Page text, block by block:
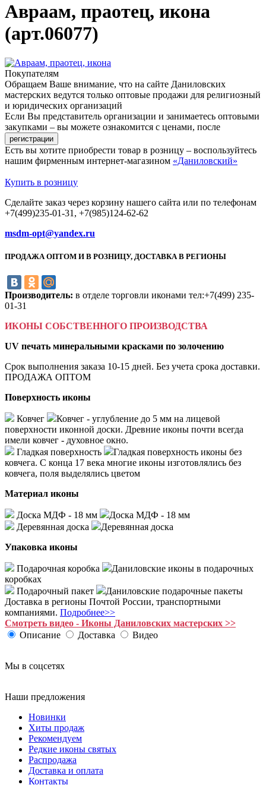
Авраам, праотец, икона
(арт.06077)
Покупателям
Обращаем Ваше внимание, что на сайте Даниловских
мастерских ведутся только оптовые продажи для религиозный
и юридических организаций
Если Вы представитель организации и занимаетесь оптовыми
закупками – вы можете ознакомится с ценами, после
Есть вы хотите приобрести товар в розницу – воспользуйтесь
нашим фирменным интернет-магазином «Даниловский»
Купить в розницу
Сделайте заказ через корзину нашего сайта или по телефонам
+7(499)235-01-31, +7(985)124-62-62
msdm-opt@yandex.ru
ПРОДАЖА ОПТОМ И В РОЗНИЦУ, ДОСТАВКА В РЕГИОНЫ
Производитель: в отделе торговли иконами тел:+7(499) 235-
01-31
ИКОНЫ СОБСТВЕННОГО ПРОИЗВОДСТВА
UV печать минеральными красками по золочению
Срок выполнения заказа 10-15 дней. Без учета срока доставки.
ПРОДАЖА ОПТОМ
Поверхность иконы
Ковчег
Ковчег - углубление до 5 мм на лицевой
поверхности иконной доски. Древние иконы почти всегда
имели ковчег - духовное окно.
Гладкая поверхность
Гладкая поверхность иконы без
ковчега. С конца 17 века многие иконы изготовлялись без
ковчега, поля выделялись цветом
Материал иконы
Доска МДФ - 18 мм
Доска МДФ - 18 мм
Деревянная доска
Деревянная доска
Упаковка иконы
Подарочная коробка
Даниловские иконы в подарочных
коробках
Подарочный пакет
Даниловские подарочные пакеты
Доставка в регионы Почтой России, транспортными
компаниями. Подробнее>>
Смотреть видео - Иконы Даниловских мастерских >>
Описание
Доставка Видео
Мы в соцсетях
Наши предложения
Новинки
Хиты продаж
Рекомендуем
Редкие иконы святых
Распродажа
Доставка и оплата
Контакты